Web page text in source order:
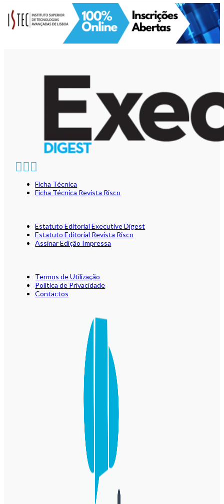
Ficha Técnica
Ficha Técnica Revista Risco
Estatuto Editorial Executive Digest
Estatuto Editorial Revista Risco
Assinar Edição Impressa
Termos de Utilização
Política de Privacidade
Contactos